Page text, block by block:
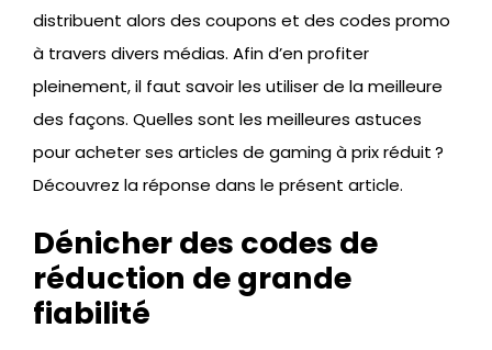
distribuent alors des coupons et des codes promo
à travers divers médias. Afin d’en profiter
pleinement, il faut savoir les utiliser de la meilleure
des façons. Quelles sont les meilleures astuces
pour acheter ses articles de gaming à prix réduit ?
Découvrez la réponse dans le présent article.
Dénicher des codes de
réduction de grande
fiabilité